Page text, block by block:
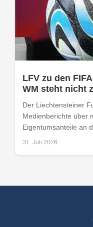
LFV zu den
WM steht nicht
Der Liechtensteiner
Medienberichte über
Eigentumsanteile an
31. Juli 2026